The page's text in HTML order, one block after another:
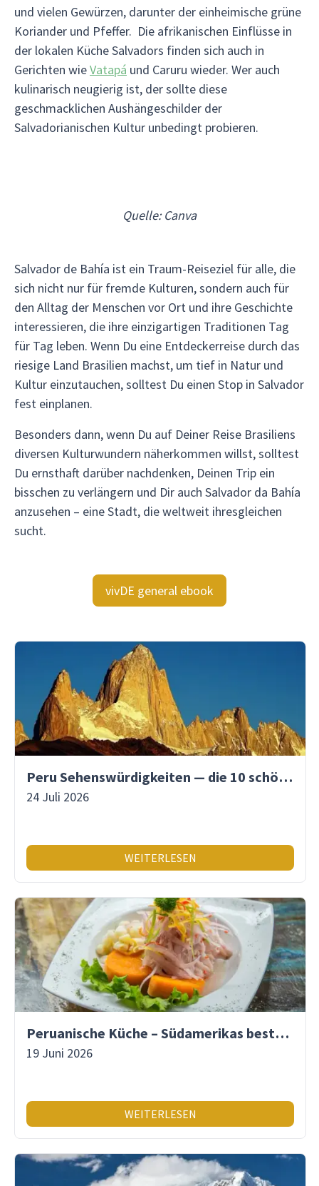
und vielen Gewürzen, darunter der einheimische grüne
Koriander und Pfeffer. Die afrikanischen Einflüsse in
der lokalen Küche Salvadors finden sich auch in
Gerichten wieVatapá und Caruru wieder. Wer auch
kulinarisch neugierig ist, der sollte diese
geschmacklichen Aushängeschilder der
Salvadorianischen Kultur unbedingt probieren.
Quelle: Canva
Salvador de Bahía ist ein Traum-Reiseziel für alle, die
sich nicht nur für fremde Kulturen, sondern auch für
den Alltag der Menschen vor Ort und ihre Geschichte
interessieren, die ihre einzigartigen Traditionen Tag
für Tag leben. Wenn Du eine Entdeckerreise durch das
riesige Land Brasilien machst, um tief in Natur und
Kultur einzutauchen, solltest Du einen Stop in Salvador
fest einplanen.
Besonders dann, wenn Du auf Deiner Reise Brasiliens
diversen Kulturwundern näherkommen willst, solltest
Du ernsthaft darüber nachdenken, Deinen Trip ein
bisschen zu verlängern und Dir auch Salvador da Bahía
anzusehen – eine Stadt, die weltweit ihresgleichen
sucht.
vivDE general ebook
Peru Sehenswürdigkeiten — die 10 schönsten Orte
24 Juli 2026
WEITERLESEN
Peruanische Küche – Südamerikas beste Gastronomie
19 Juni 2026
WEITERLESEN